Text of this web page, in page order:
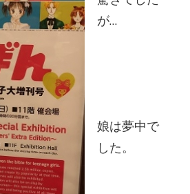
が…
娘は夢中で
した。